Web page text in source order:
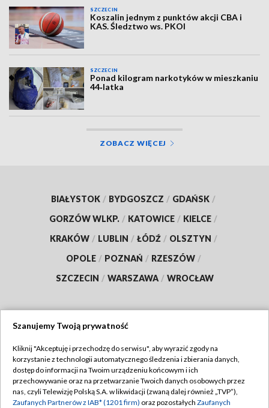
SZCZECIN
Koszalin jednym z punktów akcji CBA i
KAS. Śledztwo ws. PKOl
SZCZECIN
Ponad kilogram narkotyków w mieszkaniu
44‑latka
ZOBACZ WIĘCEJ
BIAŁYSTOK / BYDGOSZCZ / GDAŃSK /
GORZÓW WLKP. / KATOWICE / KIELCE /
KRAKÓW / LUBLIN / ŁÓDŹ / OLSZTYN /
OPOLE / POZNAŃ / RZESZÓW /
SZCZECIN / WARSZAWA / WROCŁAW
TVP
Abonament TVP
Emisja w TVP
Regulamin TVP
Polityka prywatności
Szanujemy Twoją prywatność
Kliknij "Akceptuję i przechodzę do serwisu", aby wyrazić zgody na
korzystanie z technologii automatycznego śledzenia i zbierania danych,
dostęp do informacji na Twoim urządzeniu końcowym i ich
przechowywanie oraz na przetwarzanie Twoich danych osobowych przez
nas, czyli Telewizję Polską S.A. w likwidacji (zwaną dalej również „TVP”),
Zaufanych Partnerów z IAB* (1201 firm) oraz pozostałych Zaufanych